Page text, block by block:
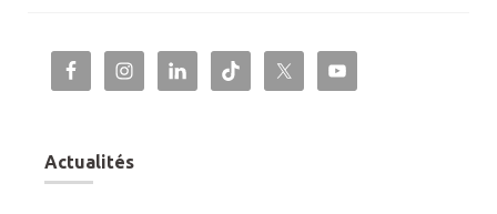
Actualités